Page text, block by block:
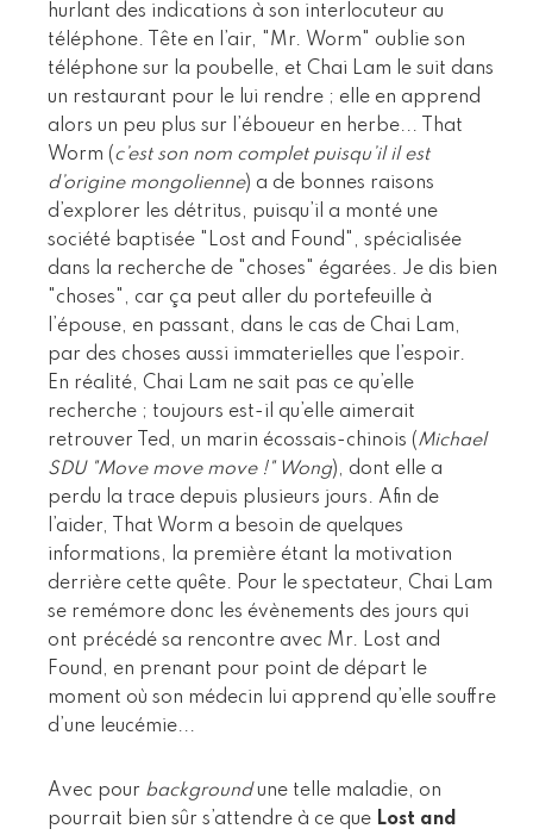
hurlant des indications à son interlocuteur au
téléphone. Tête en l’air, "Mr. Worm" oublie son
téléphone sur la poubelle, et Chai Lam le suit dans
un restaurant pour le lui rendre ; elle en apprend
alors un peu plus sur l’éboueur en herbe... That
Worm (c’est son nom complet puisqu’il il est
d’origine mongolienne) a de bonnes raisons
d’explorer les détritus, puisqu’il a monté une
société baptisée "Lost and Found", spécialisée
dans la recherche de "choses" égarées. Je dis bien
"choses", car ça peut aller du portefeuille à
l’épouse, en passant, dans le cas de Chai Lam,
par des choses aussi immaterielles que l’espoir.
En réalité, Chai Lam ne sait pas ce qu’elle
recherche ; toujours est-il qu’elle aimerait
retrouver Ted, un marin écossais-chinois (Michael
SDU "Move move move !" Wong), dont elle a
perdu la trace depuis plusieurs jours. Afin de
l’aider, That Worm a besoin de quelques
informations, la première étant la motivation
derrière cette quête. Pour le spectateur, Chai Lam
se remémore donc les évènements des jours qui
ont précédé sa rencontre avec Mr. Lost and
Found, en prenant pour point de départ le
moment où son médecin lui apprend qu’elle souffre
d’une leucémie...
Avec pour backgroundune telle maladie, on
pourrait bien sûr s’attendre à ce que Lost and